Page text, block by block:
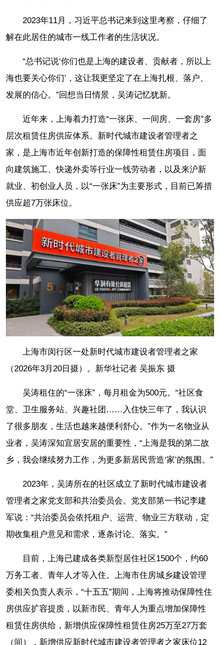
2023年11月，习近平总书记来到这里考察，仔细了
解在此居住的城市一线工作者的生活状况。
“总书记说‘你们也是上海的建设者、贡献者，所以上
海也要关心你们’，这让我更坚定了在上海扎根、落户、
发展的信心。”回想当日情景，吴涛记忆犹新。
近年来，上海着力打造“一张床、一间房、一套房”多
层次租赁住房供应体系。新时代城市建设者管理者之
家，是上海市近年创新打造的保障性租赁住房项目，面
向建筑施工、快递外卖等行业一线劳动者，以及来沪新
就业、初创业人员，以“一张床”为主要形式，目前已筹措
供应超7万张床位。
上海市闵行区一处新时代城市建设者管理者之家
（2026年3月20日摄）。新华社记者 吴振东 摄
吴涛租住的“一张床”，每月租金为500元。“社区食
堂、卫生服务站、兴趣社团……入住快三年了，我认识
了很多朋友，生活也越来越便利舒心。”作为一名物业从
业者，吴涛深知宜居安居的重要性，“上海是我的第二故
乡，我会继续努力工作，为更多新居民营造‘家’的氛围。”
2023年，吴涛所在的社区成立了新时代城市建设者
管理者之家党支部和共治委员会。党支部第一书记李建
军说：“共治委员会依托租户、运营、物业三方联动，定
期收集租户意见和需求，逐条讨论、落实。”
目前，上海已建成各类新型居住社区1500个，约60
万务工者、青年人才等入住。上海市住房城乡建设管理
委相关负责人表示，“十五五”期间，上海将推动保障性住
房供应扩容提质，以新市民、青年人为重点增加保障性
租赁住房供给，新增供应保障性租赁住房25万至27万套
（间），新增供应新时代城市建设者管理者之家床位12